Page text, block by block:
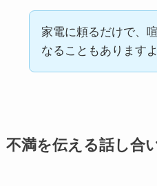
家電に頼るだけで、
なることもありますよ
不満を伝える話し合